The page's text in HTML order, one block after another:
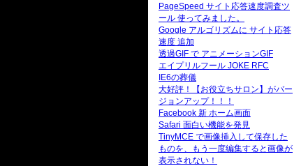
PageSpeed サイト応答速度調査ツ
ール 使ってみました。
Google アルゴリズムに サイト応答
速度 追加
透過GIF で アニメーションGIF
エイプリルフール JOKE RFC
IE6の葬儀
大好評！【お役立ちサロン】がバー
ジョンアップ！！！
Facebook 新 ホーム画面
Safari 面白い機能を発見
TinyMCE で画像挿入して保存した
ものを、もう一度編集すると画像が
表示されない！